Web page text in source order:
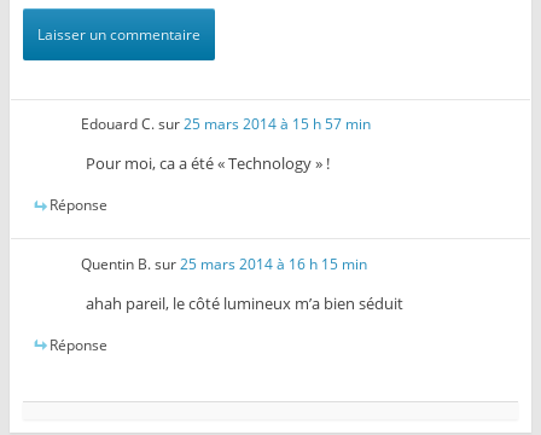
Edouard C.sur25 mars 2014 à 15 h 57 min
Pour moi, ca a été « Technology » !
Réponse
Quentin B.sur25 mars 2014 à 16 h 15 min
ahah pareil, le côté lumineux m’a bien séduit
Réponse